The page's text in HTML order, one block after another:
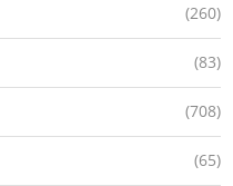
(260)
(83)
(708)
(65)